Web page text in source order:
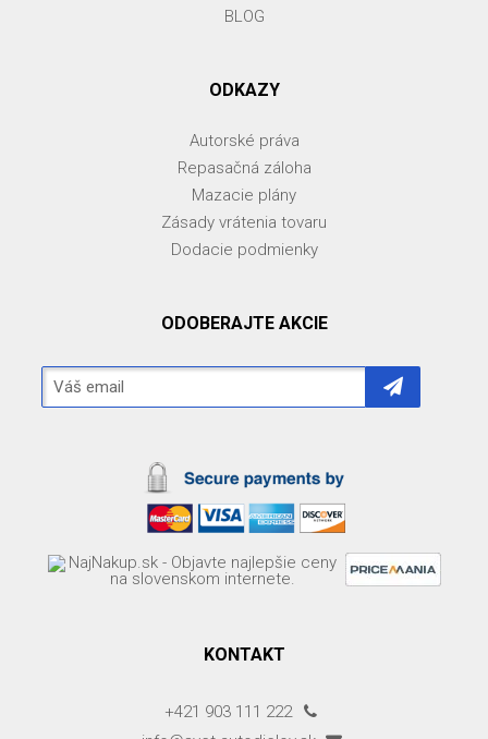
BLOG
ODKAZY
Autorské práva
Repasačná záloha
Mazacie plány
Zásady vrátenia tovaru
Dodacie podmienky
ODOBERAJTE AKCIE
KONTAKT
+421 903 111 222